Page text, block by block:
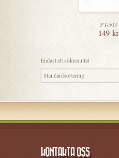
PT-503
149 kr
Endast ett sökresultat
KONTAKTA OSS